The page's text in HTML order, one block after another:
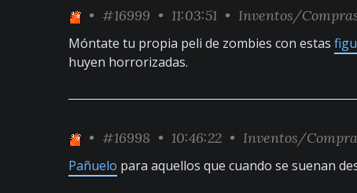
• #16999 • 11:03:51 • Inventos/
Móntate tu propia peli de zombies con estas
huyen horrorizadas.
• #16998 • 10:46:22 • Inventos/
Pañuelo para aquellos que cuando se suenan